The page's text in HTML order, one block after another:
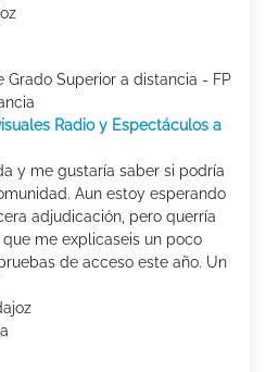
Grado Superior a distancia - FP
Radio y Espectáculos a
y me gustaría saber si podría
Aun estoy esperando
adjudicación, pero querría
me explicaseis un poco
de acceso este año. Un